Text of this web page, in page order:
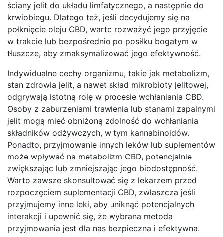
ściany jelit do układu limfatycznego, a następnie do
krwiobiegu. Dlatego też, jeśli decydujemy się na
połknięcie oleju CBD, warto rozważyć jego przyjęcie
w trakcie lub bezpośrednio po posiłku bogatym w
tłuszcze, aby zmaksymalizować jego efektywność.
Indywidualne cechy organizmu, takie jak metabolizm,
stan zdrowia jelit, a nawet skład mikrobioty jelitowej,
odgrywają istotną rolę w procesie wchłaniania CBD.
Osoby z zaburzeniami trawienia lub stanami zapalnymi
jelit mogą mieć obniżoną zdolność do wchłaniania
składników odżywczych, w tym kannabinoidów.
Ponadto, przyjmowanie innych leków lub suplementów
może wpływać na metabolizm CBD, potencjalnie
zwiększając lub zmniejszając jego biodostępność.
Warto zawsze skonsultować się z lekarzem przed
rozpoczęciem suplementacji CBD, zwłaszcza jeśli
przyjmujemy inne leki, aby uniknąć potencjalnych
interakcji i upewnić się, że wybrana metoda
przyjmowania jest dla nas bezpieczna i efektywna.